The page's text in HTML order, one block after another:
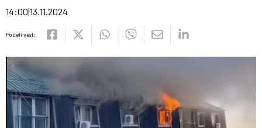
14:00 13.11.2024
Podeli vest: